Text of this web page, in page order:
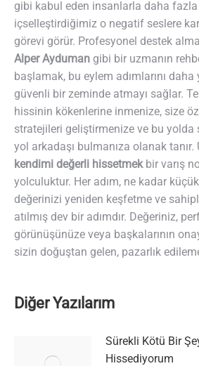
gibi kabul eden insanlarla daha
içselleştirdiğimiz o negatif seslere
görevi görür. Profesyonel destek
Alper Ayduman gibi bir uzmanın
başlamak, bu eylem adımlarını daha
güvenli bir zeminde atmayı sağlar.
hissinin kökenlerine inmenize, size
stratejileri geliştirmenize ve bu yolda
yol arkadaşı bulmanıza olanak tanır.
kendimi değerli hissetmekbir varış
yolculuktur. Her adım, ne kadar
değerinizi yeniden keşfetme ve
atılmış dev bir adımdır. Değeriniz,
görünüşünüze veya başkalarının
sizin doğuştan gelen, pazarlık
Diğer Yazılarım
Sürekli Kötü Bir
Hissediyorum